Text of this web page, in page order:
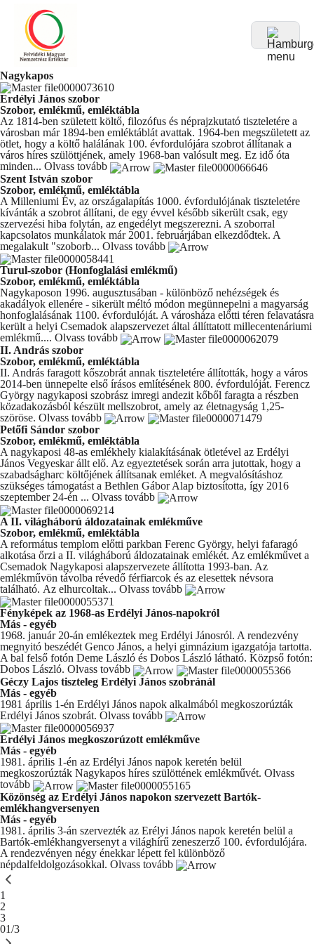
Nagykapos
Erdélyi János szobor
Szobor, emlékmű, emléktábla
Az 1814-ben született költő, filozófus és néprajzkutató tiszteletére a
városban már 1894-ben emléktáblát avattak. 1964-ben megszületett az
ötlet, hogy a költő halálának 100. évfordulójára szobrot állítanak a
város híres szülöttjének, amely 1968-ban valósult meg. Ez idő óta
minden... Olvass tovább
Szent István szobor
Szobor, emlékmű, emléktábla
A Milleniumi Év, az országalapítás 1000. évfordulójának tiszteletére
kívánták a szobrot állítani, de egy évvel később sikerült csak, egy
szervezési hiba folytán, az engedélyt megszerezni. A szoborral
kapcsolatos munkálatok már 2001. februárjában elkezdődtek. A
megalakult "szoborb... Olvass tovább
Turul-szobor (Honfoglalási emlékmű)
Szobor, emlékmű, emléktábla
Nagykaposon 1996. augusztusában - különböző nehézségek és
akadályok ellenére - sikerült méltó módon megünnepelni a magyarság
honfoglalásának 1100. évfordulóját. A városháza előtti téren felavatásra
került a helyi Csemadok alapszervezet által állíttatott millecentenáriumi
emlékmű.... Olvass tovább
II. András szobor
Szobor, emlékmű, emléktábla
II. András faragott kőszobrát annak tiszteletére állították, hogy a város
2014-ben ünnepelte első írásos említésének 800. évfordulóját. Ferencz
György nagykaposi szobrász imregi andezit kőből faragta a részben
közadakozásból készült mellszobrot, amely az életnagyság 1,25-
szöröse. Olvass tovább
Petőfi Sándor szobor
Szobor, emlékmű, emléktábla
A nagykaposi 48-as emlékhely kialakításának ötletével az Erdélyi
János Vegyeskar állt elő. Az egyeztetések során arra jutottak, hogy a
szabadságharc költőjének állítsanak emléket. A megvalósításhoz
szükséges támogatást a Bethlen Gábor Alap biztosította, így 2016
szeptember 24-én ... Olvass tovább
A II. világháború áldozatainak emlékműve
Szobor, emlékmű, emléktábla
A református templom előtti parkban Ferenc György, helyi fafaragó
alkotása őrzi a II. világháború áldozatainak emlékét. Az emlékművet a
Csemadok Nagykaposi alapszervezete állította 1993-ban. Az
emlékművön távolba révedő férfiarcok és az elesettek névsora
található. Az elhurcoltak... Olvass tovább
Fényképek az 1968-as Erdélyi János-napokról
Más - egyéb
1968. január 20-án emlékeztek meg Erdélyi Jánosról. A rendezvény
megnyitó beszédét Genco János, a helyi gimnázium igazgatója tartotta.
A bal felső fotón Deme László és Dobos László látható. Közpső fotón:
Dobos László. Olvass tovább
Géczy Lajos tiszteleg Erdélyi János szobránál
Más - egyéb
1981 április 1-én Erdélyi János napok alkalmából megkoszorúzták
Erdélyi János szobrát. Olvass tovább
Erdélyi János megkoszorúzott emlékműve
Más - egyéb
1981. április 1-én az Erdélyi János napok keretén belül
megkoszorúzták Nagykapos híres szülöttének emlékművét. Olvass
tovább
Közönség az Erdélyi János napokon szervezett Bartók-
emlékhangversenyen
Más - egyéb
1981. április 3-án szervezték az Erélyi János napok keretén belül a
Bartók-emlékhangversenyt a világhírű zeneszerző 100. évfordulójára.
A rendezvényen négy énekkar lépett fel különböző
népdalfeldolgozásokkal. Olvass tovább
You're currently reading page
1
Oldal
2
Oldal
3
01/3